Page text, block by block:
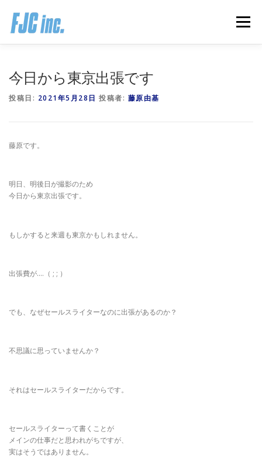
メニュー
今日から東京出張です
投稿日: 2021年5月28日 投稿者: 藤原由基
藤原です。
明日、明後日が撮影のため
今日から東京出張です。
もしかすると来週も東京かもしれません。
出張費が….（ ; ; ）
でも、なぜセールスライターなのに出張があるのか？
不思議に思っていませんか？
それはセールスライターだからです。
セールスライターって書くことが
メインの仕事だと思われがちですが、
実はそうではありません。